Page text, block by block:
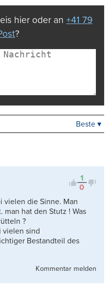
drucken
hier oder an +41 79
?
Kontrovers
Beste ▾
1
0
vielen die Sinne. Man
hat den Stutz ! Was
?
vielen sind
Bestandteil des
Kommentar melden